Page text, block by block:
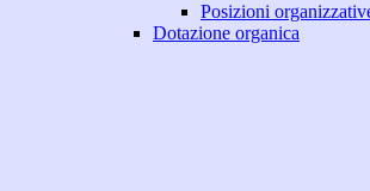
Posizioni
Dotazione organica